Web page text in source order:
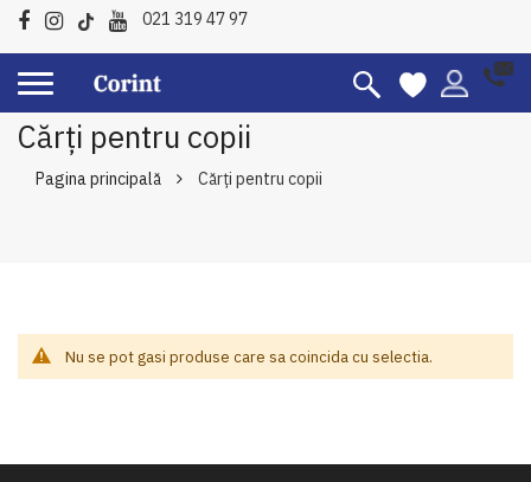
021 319 47 97
Cărți pentru copii
Pagina principală Cărți pentru copii
Nu se pot gasi produse care sa coincida cu selectia.